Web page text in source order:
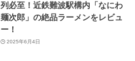
列必至！近鉄難波駅構内「なにわ
麺次郎」の絶品ラーメンをレビュ
ー！
2025年6月4日